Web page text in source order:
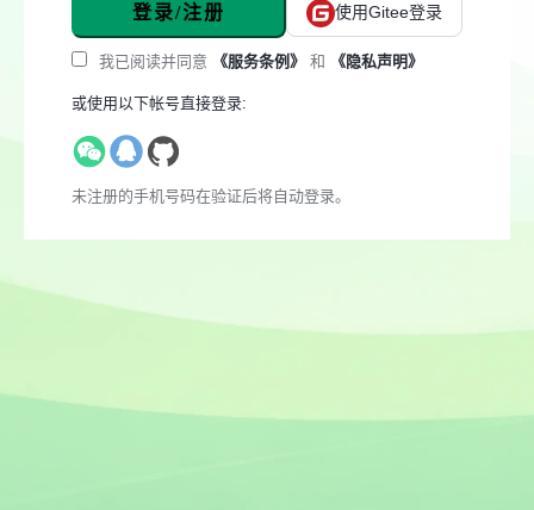
登录/注册 使用Gitee登录
我已阅读并同意 《服务条例》 和 《隐私声明》
或使用以下帐号直接登录:
未注册的手机号码在验证后将自动登录。